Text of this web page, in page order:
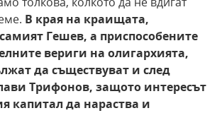
В края на краищата,
Гешев, а приспособените
вериги на олигархията,
да съществуват и след
Трифонов, защото интересът
капитал да нараства и